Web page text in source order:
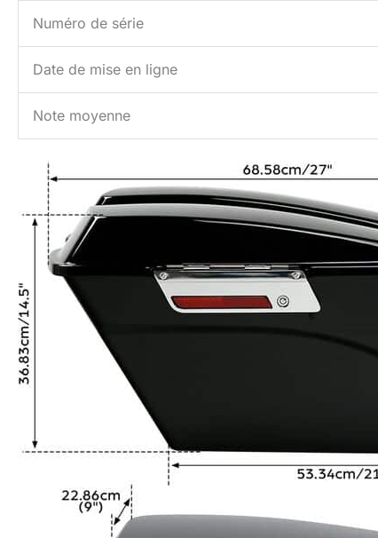
Numéro de série
Date de mise en ligne
Note moyenne